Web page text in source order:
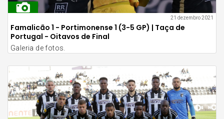
21 dezembro 2021
Famalicão 1 - Portimonense 1 (3-5 GP) | Taça de
Portugal - Oitavos de Final
Galeria de fotos.